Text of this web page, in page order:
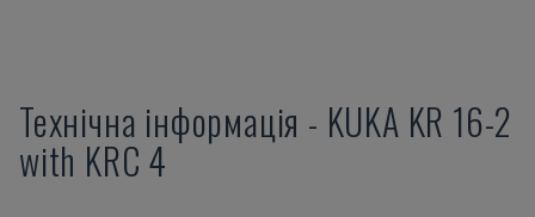
Технічна інформація - KUKA KR 16-2
with KRC 4